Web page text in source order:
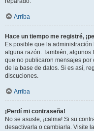
Arriba
Hace un tiempo me registré,
Es posible que la
alguna razón. También,
que no publicaron mensajes
de la base de datos. Si es así,
discuciones.
Arriba
¡Perdí mi contraseña!
No se asuste, ¡calma! Si su
desactivarla o cambiarla. Visite